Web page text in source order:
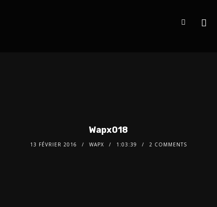
Wapx018
13 FÉVRIER 2016 WAPX 1:03:39 2 COMMENTS